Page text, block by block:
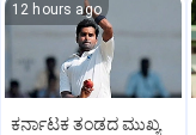
12 hours ago
ಕರ್ನಾಟಕ ತಂಡದ ಮುಖ್ಯ